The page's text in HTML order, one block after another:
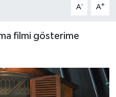
A- A+
filmi gösterime